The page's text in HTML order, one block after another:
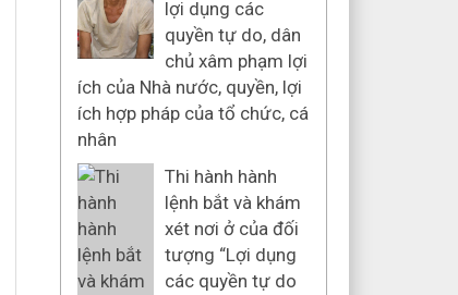
lợi dụng các
quyền tự do, dân
chủ xâm phạm lợi
ích của Nhà nước, quyền, lợi
ích hợp pháp của tổ chức, cá
nhân
Thi hành hành
lệnh bắt và khám
xét nơi ở của đối
tượng “Lợi dụng
các quyền tự do